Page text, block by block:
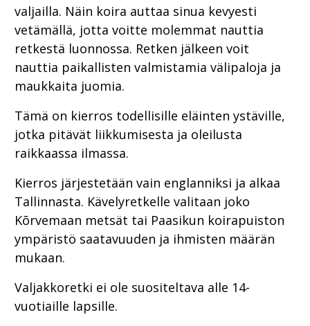
valjailla. Näin koira auttaa sinua kevyesti
vetämällä, jotta voitte molemmat nauttia
retkestä luonnossa. Retken jälkeen voit
nauttia paikallisten valmistamia välipaloja ja
maukkaita juomia.
Tämä on kierros todellisille eläinten ystäville,
jotka pitävät liikkumisesta ja oleilusta
raikkaassa ilmassa.
Kierros järjestetään vain englanniksi ja alkaa
Tallinnasta. Kävelyretkelle valitaan joko
Kõrvemaan metsät tai Paasikun koirapuiston
ympäristö saatavuuden ja ihmisten määrän
mukaan.
Valjakkoretki ei ole suositeltava alle 14-
vuotiaille lapsille.